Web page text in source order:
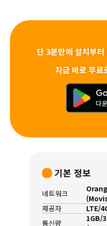
단 3분만에 설치부
지금 바로 무료
기본 정보
네트워크
제공자
LTE/
통신량
1GB/